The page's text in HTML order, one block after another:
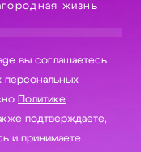
жизнь
вы соглашаетесь
Политике
подтверждаете,
и принимаете